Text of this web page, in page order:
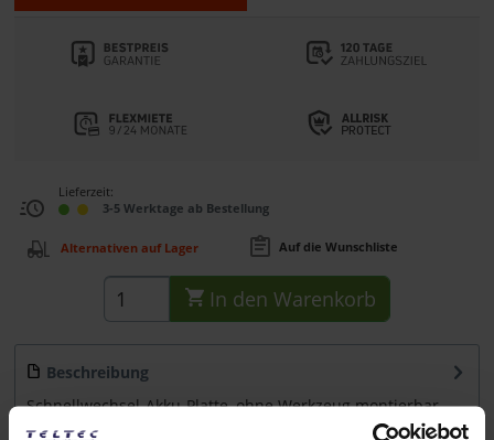
Lieferzeit:
3-5 Werktage ab Bestellung
Alternativen auf Lager Auf die Wunschliste
In den Warenkorb
Beschreibung
Schnellwechsel-Akku-Platte, ohne Werkzeug montierbar.
Passend für: S-2040 LED-Leuchte und alle...
mehr